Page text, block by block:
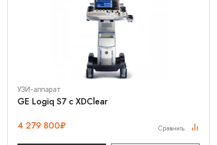
УЗИ-аппарат
GE Logiq S7 с XDClear
4 279 800₽ Сравнить